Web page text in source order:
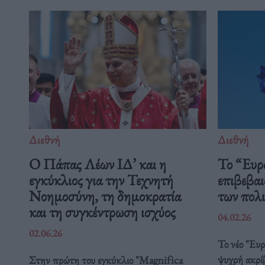
Διεθνή
Ο Πάπας Λέων ΙΔ’ και η
εγκύκλιος για την Τεχνητή
Νοημοσύνη, τη δημοκρατία
και τη συγκέντρωση ισχύος
02.06.26
Στην πρώτη του εγκύκλιο "Magnifica
Διεθνή
Το
των
04.02.26
Το νέο
ψυχρή